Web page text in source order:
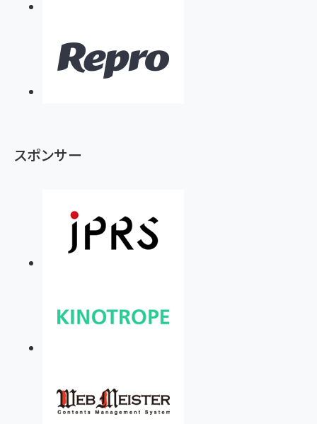
スポンサー